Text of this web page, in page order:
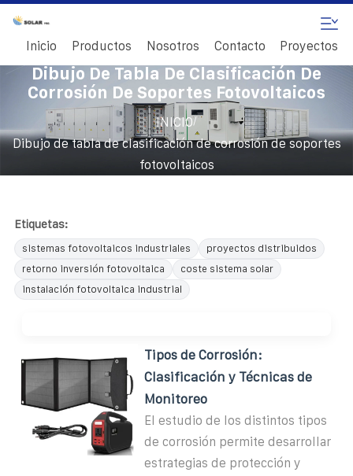
Inicio Productos Nosotros Contacto Proyectos
Dibujo De Tabla De Clasificación De
Corrosión De Soportes Fotovoltaicos
INICIO/
Dibujo de tabla de clasificación de corrosión de soportes
fotovoltaicos
Etiquetas:
sistemas fotovoltaicos industriales
proyectos distribuidos
retorno inversión fotovoltaica
coste sistema solar
instalación fotovoltaica industrial
Tipos de Corrosión:
Clasificación y Técnicas de
Monitoreo
El estudio de los distintos tipos
de corrosión permite desarrollar
estrategias de protección y